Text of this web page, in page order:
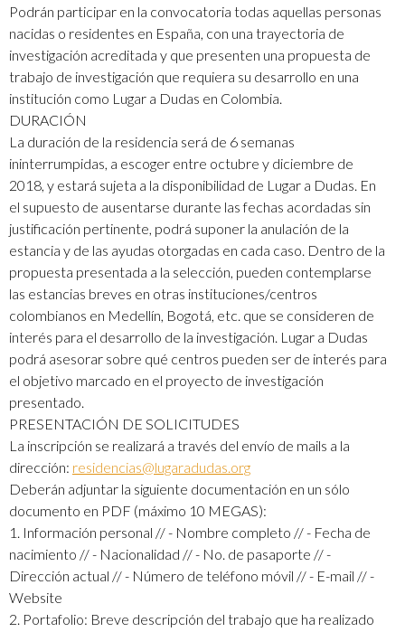
Podrán participar en la convocatoria todas aquellas personas
nacidas o residentes en España, con una trayectoria de
investigación acreditada y que presenten una propuesta de
trabajo de investigación que requiera su desarrollo en una
institución como Lugar a Dudas en Colombia.
DURACIÓN
La duración de la residencia será de 6 semanas
ininterrumpidas, a escoger entre octubre y diciembre de
2018, y estará sujeta a la disponibilidad de Lugar a Dudas. En
el supuesto de ausentarse durante las fechas acordadas sin
justificación pertinente, podrá suponer la anulación de la
estancia y de las ayudas otorgadas en cada caso. Dentro de la
propuesta presentada a la selección, pueden contemplarse
las estancias breves en otras instituciones/centros
colombianos en Medellín, Bogotá, etc. que se consideren de
interés para el desarrollo de la investigación. Lugar a Dudas
podrá asesorar sobre qué centros pueden ser de interés para
el objetivo marcado en el proyecto de investigación
presentado.
PRESENTACIÓN DE SOLICITUDES
La inscripción se realizará a través del envío de mails a la
dirección: residencias@lugaradudas.org
Deberán adjuntar la siguiente documentación en un sólo
documento en PDF (máximo 10 MEGAS):
1. Información personal // - Nombre completo // - Fecha de
nacimiento // - Nacionalidad // - No. de pasaporte // -
Dirección actual // - Número de teléfono móvil // - E-mail // -
Website
2. Portafolio: Breve descripción del trabajo que ha realizado